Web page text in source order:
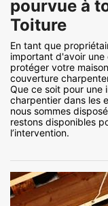
pourvue à
Toiture
En tant que
important d'avoir
protéger votre
couverture
Que ce soit pour une
charpentier dans les
nous sommes
restons disponibles
l’intervention.